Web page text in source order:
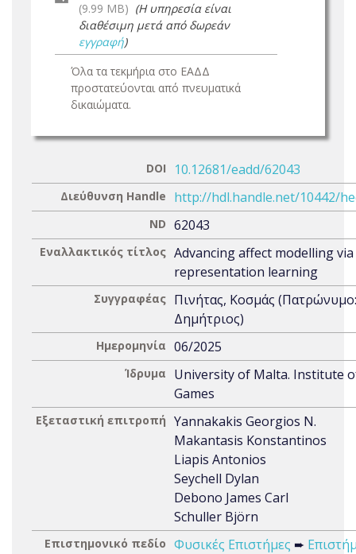
(9.99 MB) (Η υπηρεσία είναι
διαθέσιμη μετά από δωρεάν
εγγραφή)
Όλα τα τεκμήρια στο ΕΑΔΔ
προστατεύονται από πνευματικά
δικαιώματα.
DOI 10.12681/eadd/62043
Διεύθυνση Handle http://hdl.handle.net/10442/
ND 62043
Εναλλακτικός τίτλος Advancing affect modelling via
representation learning
Συγγραφέας Πινήτας, Κοσμάς (Πατρώνυμο:
Δημήτριος)
Ημερομηνία 06/2025
Ίδρυμα
University of Malta. Institute
Games
Εξεταστική επιτροπή Yannakakis Georgios N.
Makantasis Konstantinos
Liapis Antonios
Seychell Dylan
Debono James Carl
Schuller Björn
Επιστημονικό πεδίο Φυσικές Επιστήμες ➨